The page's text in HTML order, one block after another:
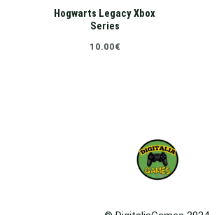
Hogwarts Legacy Xbox
Series
10.00€